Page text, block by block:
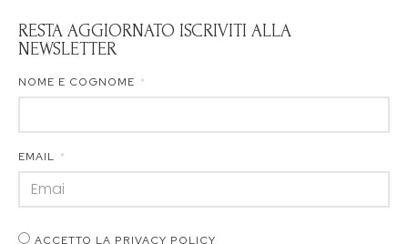
RESTA AGGIORNATO ISCRIVITI ALLA
NEWSLETTER
NOME E COGNOME
EMAIL
ACCETTO LA PRIVACY POLICY